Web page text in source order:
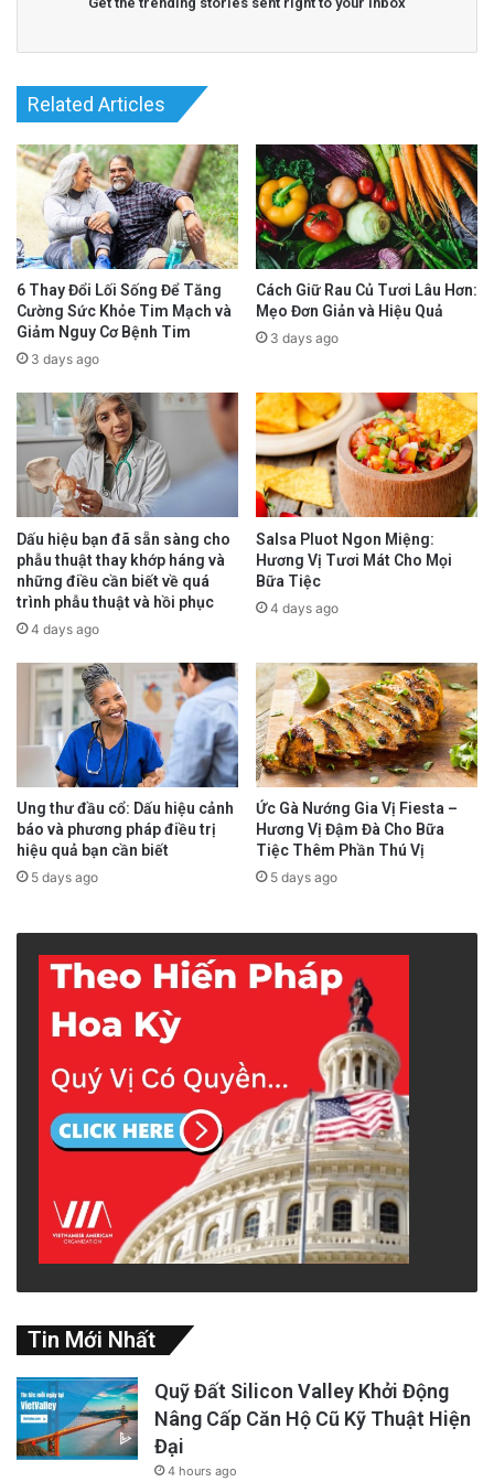
WHO cho biết có thể sẽ mất vài tuần để tìm
hiểu thêm về biến thể này.
muốn tìm hiểu xem biến thể này có thể tiếp
nhận thuốc vaccine đang có hay không.
Các chuyến bay tới Nam Phi đã được huỷ bỏ
từ nhiều quốc gia.
Cuối ngày Thứ Sáu, thị trường chứng khoán
13%.
coronavirus covid19 virus
Related Articles
6 Thay Đổi Lối Sống Để Tăng
Cường Sức Khỏe Tim Mạch và
Giảm Nguy Cơ Bệnh Tim
3 days ago
Cách Giữ Rau Củ Tươi Lâu Hơn:
Mẹo Đơn Giản và Hiệu Quả
3 days ago
Dấu hiệu bạn đã sẵn sàng cho
phẫu thuật thay khớp háng và
những điều cần biết về quá
trình phẫu thuật và hồi phục
4 days ago
Salsa Pluot Ngon Miệng:
Hương Vị Tươi Mát Cho Mọi
Bữa Tiệc
4 days ago
Ung thư đầu cổ: Dấu hiệu cảnh
báo và phương pháp điều trị
hiệu quả bạn cần biết
5 days ago
Ức Gà Nướng Gia Vị Fiesta –
Hương Vị Đậm Đà Cho Bữa
Tiệc Thêm Phần Thú Vị
5 days ago
Tin Mới Nhất
Quỹ Đất Silicon Valley Khởi Động
Nâng Cấp Căn Hộ Cũ Kỹ Thuật Hiện
Đại
4 hours ago